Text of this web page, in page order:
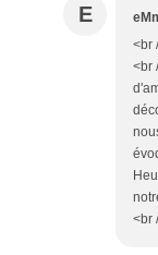
E
<br
<br
<br